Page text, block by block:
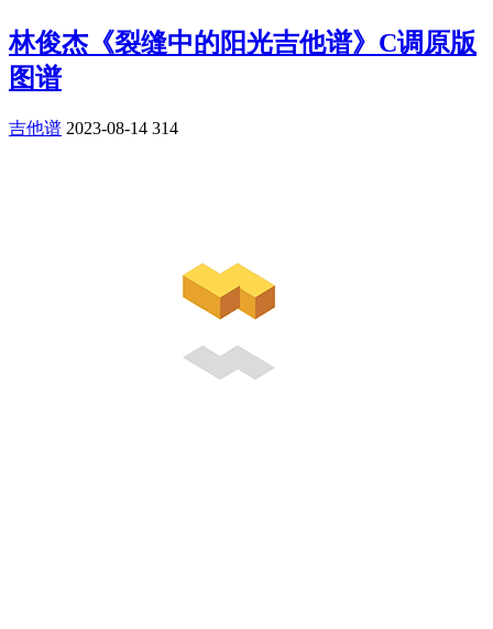
林俊杰《裂缝中的阳光吉他谱》C调原版
图谱
吉他谱 2023-08-14 314